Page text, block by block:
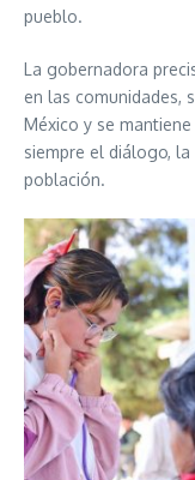
pueblo.
La gobernadora
en las comunidades,
México y se
siempre el diálogo,
población.